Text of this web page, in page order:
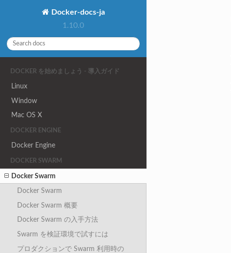
Docker-docs-ja
1.10.0
DOCKER を始めましょう - 導入ガイド
Linux
Window
Mac OS X
DOCKER ENGINE
Docker Engine
DOCKER SWARM
Docker Swarm
Docker Swarm
Docker Swarm 概要
Docker Swarm の入手方法
Swarm を検証環境で試すには
プロダクションで Swarm 利用時の